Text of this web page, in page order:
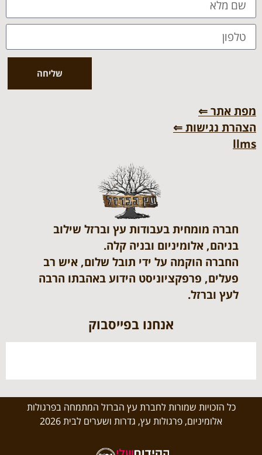
שליחה
מפת אתר ⇐
הצהרת נגישות ⇐
llms
חברה מומחית בעבודות עץ וברזל שילוב
בניהם, אלומיניום ובניה קלה.
החברה הוקמה על ידי תובל שלום, איש רב
פעלים, פרפקציוניסט הידוע באהבתו הרבה
לעץ וברזל.
אנחנו בפייסבוק
כל הזכויות שמורות לחברת עץ הברזל המתמחה בפרגולות
אלומיניום, פרגולות עץ, גדרות ושערים לבית 2026